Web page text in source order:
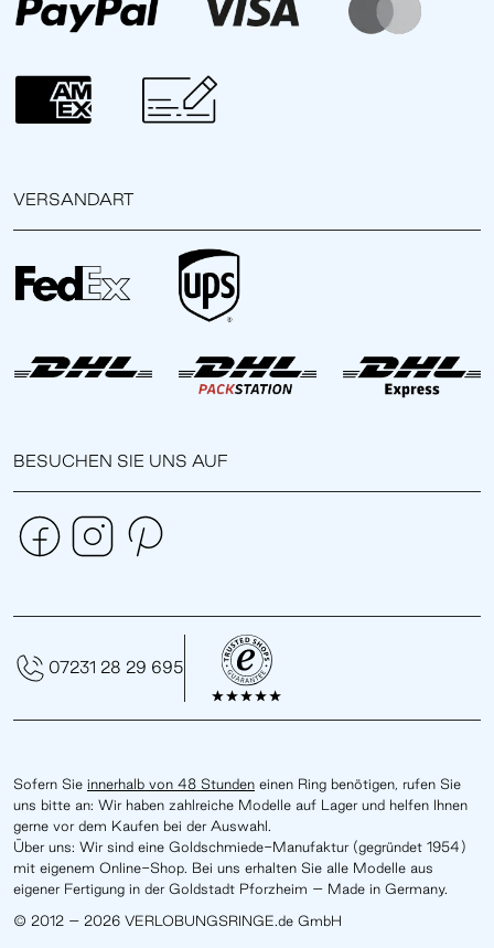
VERSANDART
BESUCHEN SIE UNS AUF
Sofern Sie innerhalb von 48 Stunden einen Ring benötigen, rufen Sie
uns bitte an: Wir haben zahlreiche Modelle auf Lager und helfen Ihnen
gerne vor dem Kaufen bei der Auswahl.
Über uns: Wir sind eine Goldschmiede-Manufaktur (gegründet 1954)
mit eigenem Online-Shop. Bei uns erhalten Sie alle Modelle aus
eigener Fertigung in der Goldstadt Pforzheim – Made in Germany.
© 2012 – 2026 VERLOBUNGSRINGE.de GmbH
07231 28 29 695